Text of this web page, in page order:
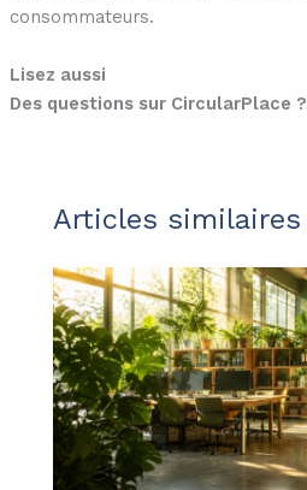
consommateurs.
Lisez aussi
Des questions sur CircularPlace ?
Articles similaires